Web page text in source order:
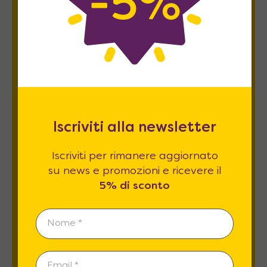
Newsletter
Iscriviti per rimanere aggiornato su news
e promozioni e ricevere il5% di sconto
Esprimo il mio consenso al trattamento dati
Iscriviti alla newsletter
Iscriviti per rimanere aggiornato
su news e promozioni e ricevere il
5% di sconto